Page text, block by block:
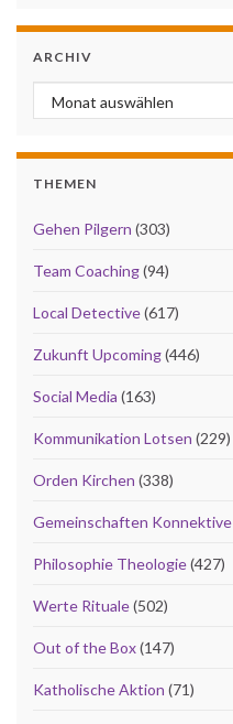
ARCHIV
Archiv
THEMEN
Gehen Pilgern (303)
Team Coaching(94)
Local Detective(617)
Zukunft Upcoming(446)
Social Media (163)
Kommunikation Lotsen (229)
Orden Kirchen (338)
Gemeinschaften Konnektive
Philosophie Theologie(427)
Werte Rituale(502)
Out of the Box(147)
Katholische Aktion (71)